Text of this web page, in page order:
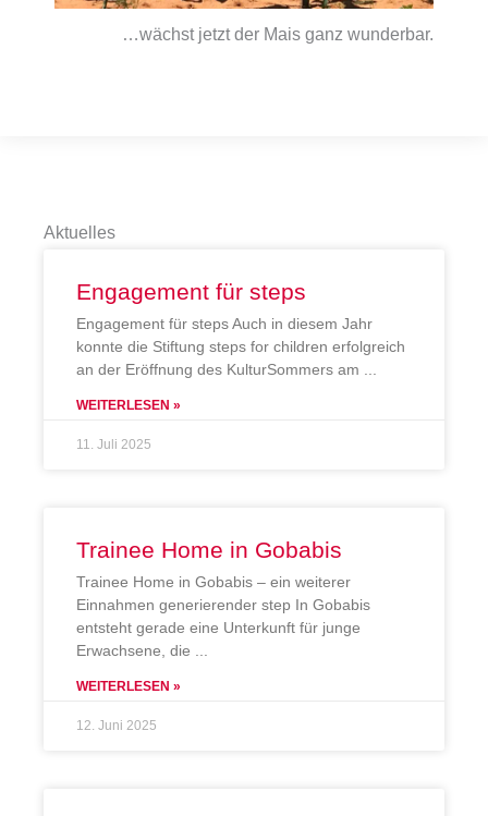
…wächst jetzt der Mais ganz wunderbar.
Aktuelles
Engagement für steps
Engagement für steps Auch in diesem Jahr
konnte die Stiftung steps for children erfolgreich
an der Eröffnung des KulturSommers am
WEITERLESEN »
11. Juli 2025
Trainee Home in Gobabis
Trainee Home in Gobabis – ein weiterer
Einnahmen generierender step In Gobabis
entsteht gerade eine Unterkunft für junge
Erwachsene, die
WEITERLESEN »
12. Juni 2025